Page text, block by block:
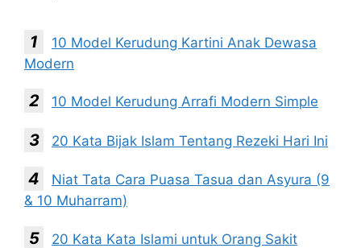
10 Model Kerudung Kartini Anak Dewasa
Modern
10 Model Kerudung Arrafi Modern Simple
20 Kata Bijak Islam Tentang Rezeki Hari Ini
Niat Tata Cara Puasa Tasua dan Asyura (9
& 10 Muharram)
20 Kata Kata Islami untuk Orang Sakit